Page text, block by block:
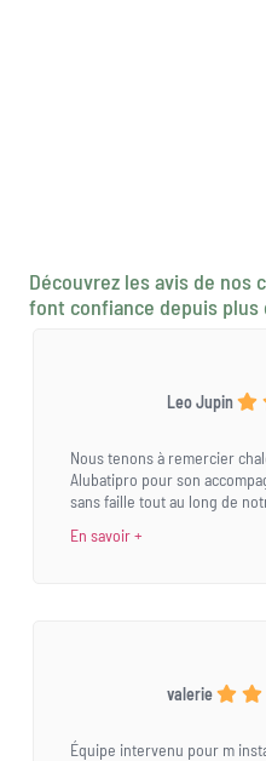
Découvrez les avis de
font confiance depuis plus
Leo Jupin
Nous tenons à remercier
Alubatipro pour son
sans faille tout au long de
En savoir +
valerie
Équipe intervenu pour m